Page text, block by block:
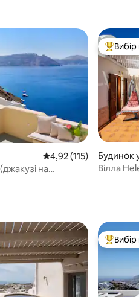
Середня оцінка: 4,92 з
4,92 (115)
на
Топ
Будинок
Вілла
басейн
Топ